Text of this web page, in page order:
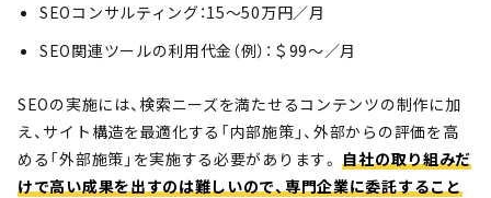
SEOコンサルティング：15〜50万円／月
SEO関連ツールの利用代金（例）：＄99～／月
SEOの実施には、検索ニーズを満たせるコンテンツの制作に加
え、サイト構造を最適化する「内部施策」、外部からの評価を高
める「外部施策」を実施する必要があります。自社の取り組みだ
けで高い成果を出すのは難しいので、専門企業に委託すること